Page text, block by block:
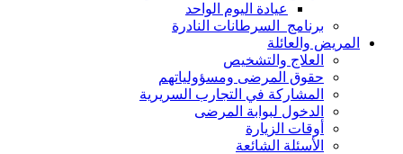
عيادة اليوم الواحد
برنامج السرطانات النادرة
المريض والعائلة
العلاج والتشخيص
حقوق المرضى ومسؤولياتهم
المشاركة في التجارب السريرية
الدخول لبوابة المرضى
أوقات الزيارة
الأسئلة الشائعة